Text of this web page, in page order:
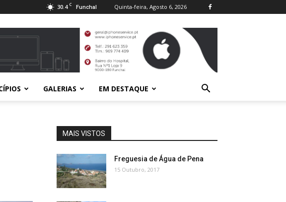
30.4 C Funchal Quinta-feira, Agosto 6, 2026
GALERIAS EM DESTAQUE
MAIS VISTOS
Freguesia de Água de Pena
15 Outubro, 2017